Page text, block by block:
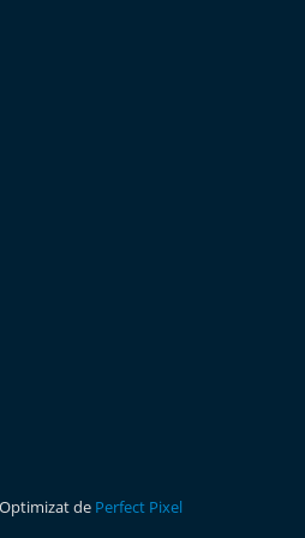
de Perfect Pixel